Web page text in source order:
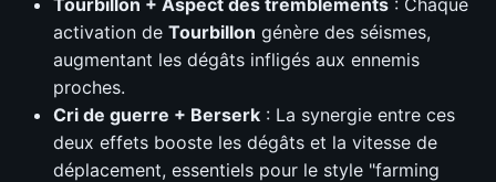
activation de Tourbillon génère des séismes,
augmentant les dégâts infligés aux ennemis
proches.
Cri de guerre + Berserk : La synergie entre ces
deux effets booste les dégâts et la vitesse de
déplacement, essentiels pour le style "farming